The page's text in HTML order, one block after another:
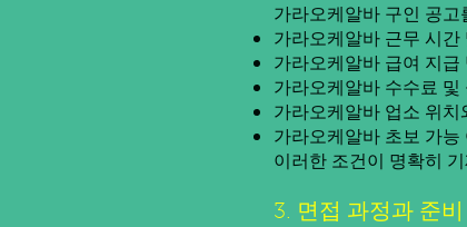
가라오케알바 구인 공
가라오케알바 근무 시
가라오케알바 급여 지
가라오케알바 수수료
가라오케알바 업소 위
가라오케알바 초보 가
이러한 조건이 명확히
3. 면접 과정과 준비